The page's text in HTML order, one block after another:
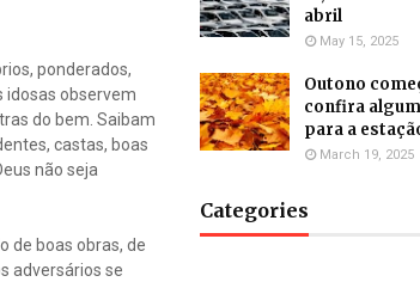
ponderados,
idosas observem
do bem. Saibam
castas, boas
não seja
de boas obras, de
adversários se
abril
May 15, 2025
Outono
confira
para a
March 19, 2025
Categories